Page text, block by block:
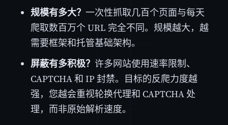
规模有多大？ 一次性抓取几百个页面与每天
爬取数百万个 URL 完全不同。规模越大，越
需要框架和托管基础架构。
屏蔽有多积极？ 许多网站使用速率限制、
CAPTCHA 和 IP 封禁。目标的反爬力度越
强，您越会重视轮换代理和 CAPTCHA 处
理，而非原始解析速度。